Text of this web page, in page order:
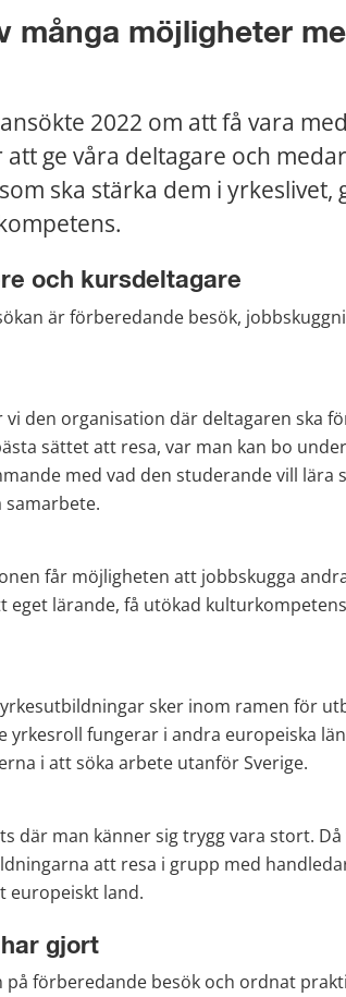
många möjligheter
2022 om att få vara
ge våra deltagare och
ska stärka dem i yrkeslivet,
och kursdeltagare
är förberedande besök,
den organisation där deltagaren ska
sättet att resa, var man kan bo
med vad den studerande vill lära
får möjligheten att jobbskugga
eget lärande, få utökad
sker inom ramen för
yrkesroll fungerar i andra europeiska
i att söka arbete utanför Sverige.
där man känner sig trygg vara stort.
att resa i grupp med
europeiskt land.
gjort
på förberedande besök och ordnat